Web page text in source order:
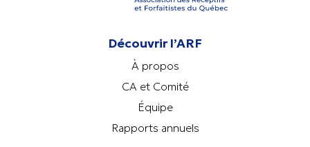
Découvrir l’ARF
À propos
CA et Comité
Équipe
Rapports annuels